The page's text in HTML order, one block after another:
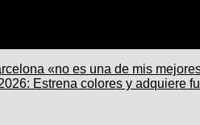
«no es una de mis
Estrena colores y adquiere